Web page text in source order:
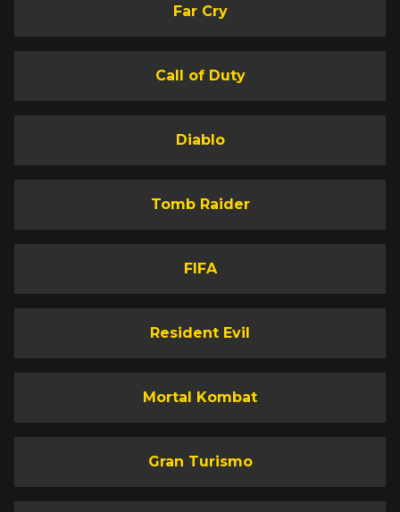
Far Cry
Call of Duty
Diablo
Tomb Raider
FIFA
Resident Evil
Mortal Kombat
Gran Turismo